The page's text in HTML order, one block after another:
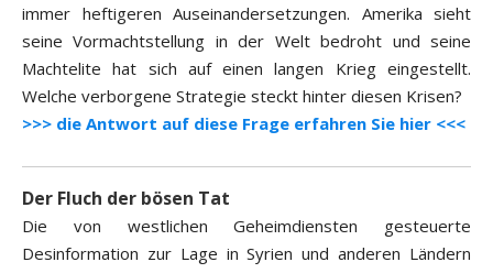
immer heftigeren Auseinandersetzungen. Amerika sieht
seine Vormachtstellung in der Welt bedroht und seine
Machtelite hat sich auf einen langen Krieg eingestellt.
Welche verborgene Strategie steckt hinter diesen Krisen?
>>> die Antwort auf diese Frage erfahren Sie hier <<<
Der Fluch der bösen Tat
Die von westlichen Geheimdiensten gesteuerte
Desinformation zur Lage in Syrien und anderen Ländern